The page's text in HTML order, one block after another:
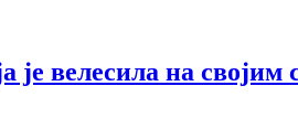
је велесила на